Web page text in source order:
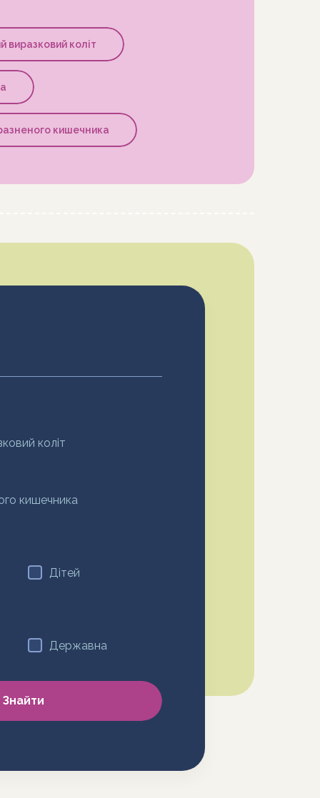
виразковий коліт
кишечника
коліт
кишечника
Дітей
Державна
Знайти